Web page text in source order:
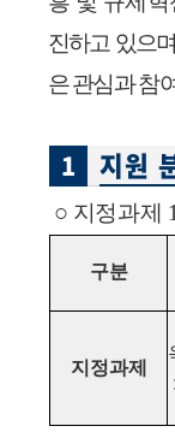
진하고 있으며
은 관심과 참
1 지원
○ 지정과제
구분
지정과제
: